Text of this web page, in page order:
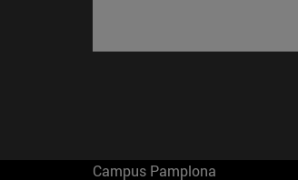
Campus Pamplona